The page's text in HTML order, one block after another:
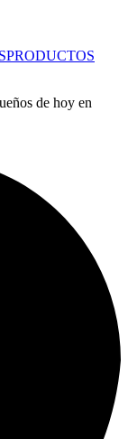
PRODUCTOS
de hoy en